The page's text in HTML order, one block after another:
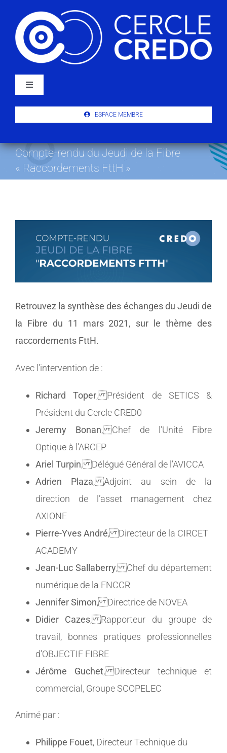
contenu
Navigation
bascule
ACTUALITÉS
PUBLICATIONS
MEMBRES
ESPACE MEMBRE
Compte-rendu du Jeudi de la Fibre
« Raccordements FttH »
l'image
agrandie
Retrouvez la synthèse des échanges du Jeudi de
la Fibre du 11 mars 2021, sur le thème des
raccordements FttH.
Avec l’intervention de :
Richard Toper, Président de SETICS &
Président du Cercle CRED0
Jeremy Bonan, Chef de l’Unité Fibre
Optique à l’ARCEP
Ariel Turpin, Délégué Général de l’AVICCA
Adrien Plaza, Adjoint au sein de la
direction de l’asset management chez
AXIONE
Pierre-Yves André, Directeur de la CIRCET
ACADEMY
Jean-Luc Sallaberry, Chef du département
numérique de la FNCCR
Jennifer Simon, Directrice de NOVEA
Didier Cazes, Rapporteur du groupe de
travail, bonnes pratiques professionnelles
d’OBJECTIF FIBRE
Jérôme Guchet, Directeur technique et
commercial, Groupe SCOPELEC
Animé par :
Philippe Fouet, Directeur Technique du